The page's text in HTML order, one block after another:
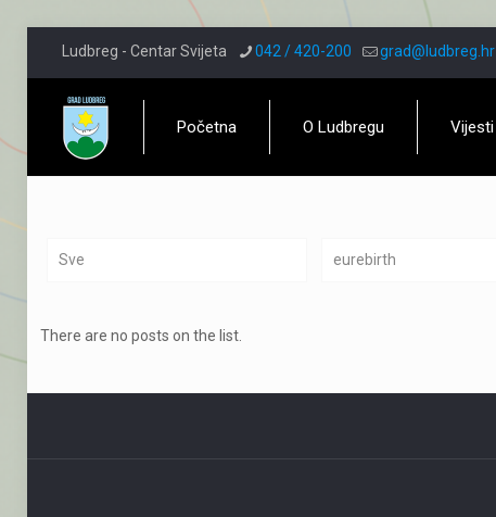
Ludbreg - Centar Svijeta 042 / 420-200 grad@ludbreg.hr
Početna O Ludbregu Vijesti
Sve eurebirth
There are no posts on the list.